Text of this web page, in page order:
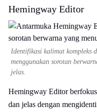
Hemingway Editor
Identifikasi kalimat kompleks
menggunakan sorotan
jelas.
Hemingway Editor
dan jelas dengan